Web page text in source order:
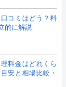
コミはどう？料
的に解説
料金はどれくら
安と相場比較・